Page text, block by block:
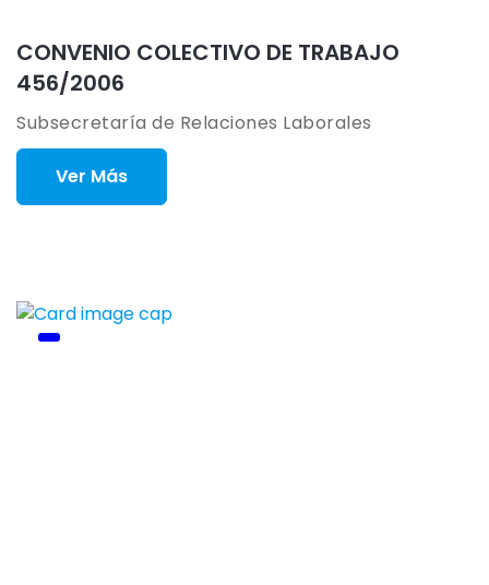
CONVENIO COLECTIVO DE TRABAJO
456/2006
Subsecretaría de Relaciones Laborales
Ver Más